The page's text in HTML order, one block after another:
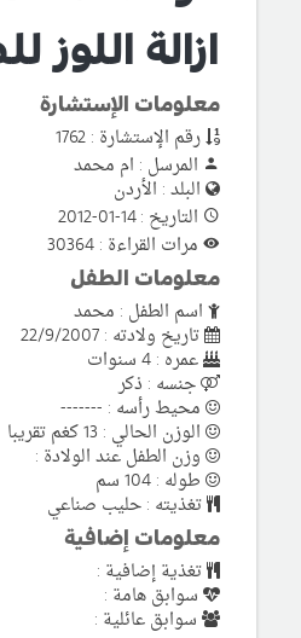
ازالة اللوز
معلومات الإستشارة
رقم الإستشارة : 1762
المرسل : ام محمد
البلد : الأردن
التاريخ : 14-01-2012
مرات القراءة : 30364
معلومات الطفل
اسم الطفل : محمد
تاريخ ولادته : 22/9/2007
عمره : 4 سنوات
جنسه : ذكر
محيط رأسه : -------
الوزن الحالي : 13 كغم تقريبا
وزن الطفل عند الولادة :
طوله : 104 سم
تغذيته : حليب صناعي
معلومات إضافية
تغذية إضافية :
سوابق هامة :
سوابق عائلية :